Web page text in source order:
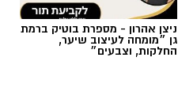
ניצן אהרון - מספרת בוטיק ברמת
גן ״מומחה לעיצוב שיער,
החלקות, וצבעים״